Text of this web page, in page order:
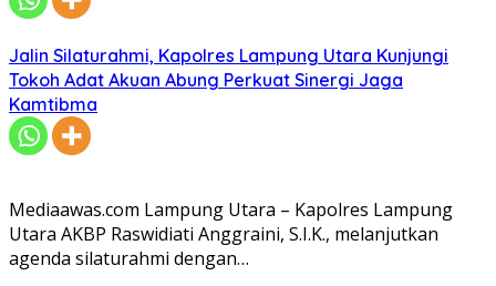
Jalin Silaturahmi, Kapolres Lampung Utara Kunjungi
Tokoh Adat Akuan Abung Perkuat Sinergi Jaga
Kamtibma
Mediaawas.com Lampung Utara – Kapolres Lampung
Utara AKBP Raswidiati Anggraini, S.I.K., melanjutkan
agenda silaturahmi dengan…